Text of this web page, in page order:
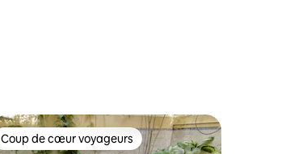
Coup de cœur voyageurs
Coup de cœur voyageurs